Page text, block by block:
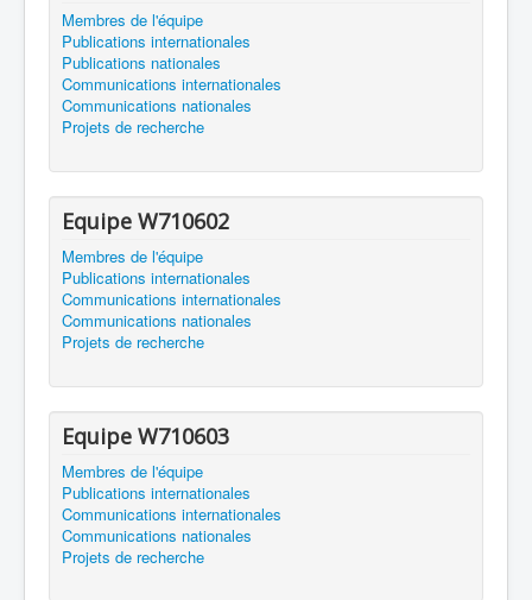
Membres de l'équipe
Publications internationales
Publications nationales
Communications internationales
Communications nationales
Projets de recherche
Equipe W710602
Membres de l'équipe
Publications internationales
Communications internationales
Communications nationales
Projets de recherche
Equipe W710603
Membres de l'équipe
Publications internationales
Communications internationales
Communications nationales
Projets de recherche